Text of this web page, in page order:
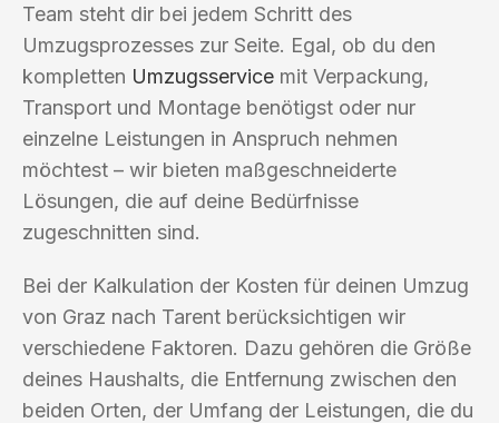
Team steht dir bei jedem Schritt des
Umzugsprozesses zur Seite. Egal, ob du den
kompletten Umzugsservice mit Verpackung,
Transport und Montage benötigst oder nur
einzelne Leistungen in Anspruch nehmen
möchtest – wir bieten maßgeschneiderte
Lösungen, die auf deine Bedürfnisse
zugeschnitten sind.
Bei der Kalkulation der Kosten für deinen Umzug
von Graz nach Tarent berücksichtigen wir
verschiedene Faktoren. Dazu gehören die Größe
deines Haushalts, die Entfernung zwischen den
beiden Orten, der Umfang der Leistungen, die du